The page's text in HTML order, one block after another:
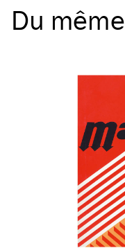
Du même